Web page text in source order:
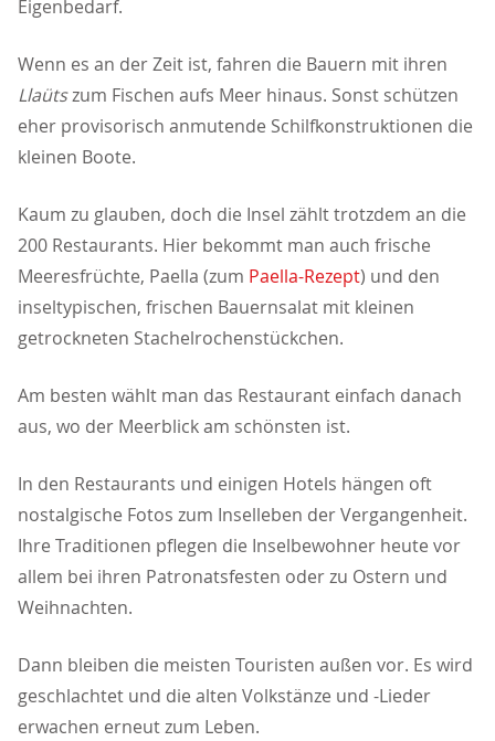
Eigenbedarf.
Wenn es an der Zeit ist, fahren die Bauern mit ihren
Llaütszum Fischen aufs Meer hinaus. Sonst schützen
eher provisorisch anmutende Schilfkonstruktionen die
kleinen Boote.
Kaum zu glauben, doch die Insel zählt trotzdem an die
200 Restaurants. Hier bekommt man auch frische
Meeresfrüchte, Paella (zum Paella-Rezept) und den
inseltypischen, frischen Bauernsalat mit kleinen
getrockneten Stachelrochenstückchen.
Am besten wählt man das Restaurant einfach danach
aus, wo der Meerblick am schönsten ist.
In den Restaurants und einigen Hotels hängen oft
nostalgische Fotos zum Inselleben der Vergangenheit.
Ihre Traditionen pflegen die Inselbewohner heute vor
allem bei ihren Patronatsfesten oder zu Ostern und
Weihnachten.
Dann bleiben die meisten Touristen außen vor. Es wird
geschlachtet und die alten Volkstänze und -Lieder
erwachen erneut zum Leben.